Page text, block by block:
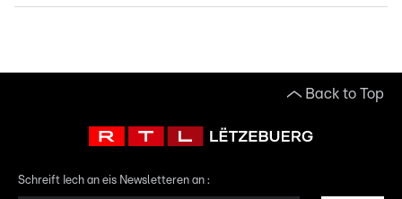
Back to Top
Schreift Iech an eis Newsletteren an :